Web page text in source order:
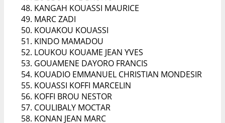
KANGAH KOUASSI MAURICE
MARC ZADI
KOUAKOU KOUASSI
KINDO MAMADOU
LOUKOU KOUAME JEAN YVES
GOUAMENE DAYORO FRANCIS
KOUADIO EMMANUEL CHRISTIAN MONDESIR
KOUASSI KOFFI MARCELIN
KOFFI BROU NESTOR
COULIBALY MOCTAR
KONAN JEAN MARC